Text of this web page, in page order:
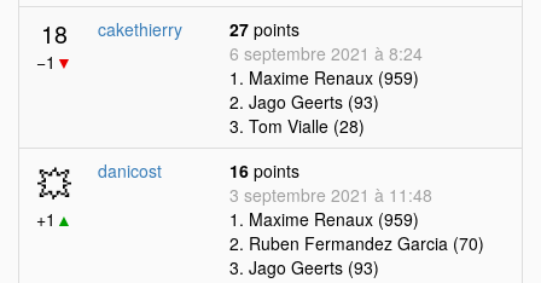
18
−1 ▼
cakethierry 27 points
6 septembre 2021 à 8:24
1. Maxime Renaux (959)
2. Jago Geerts (93)
3. Tom Vialle (28)
💥
+1 ▲
danicost 16 points
3 septembre 2021 à 11:48
1. Maxime Renaux (959)
2. Ruben Fermandez Garcia (70)
3. Jago Geerts (93)